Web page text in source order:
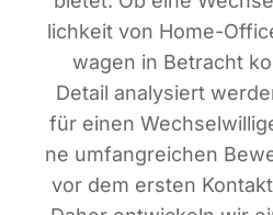
lich­keit von Home-
wa­gen in Betracht
Detail ana­ly­siert
für einen
ne umfang­rei­chen
vor dem ers­ten